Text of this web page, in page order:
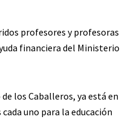
profesores y profesoras
financiera del Ministerio
los Caballeros, ya está en
uno para la educación